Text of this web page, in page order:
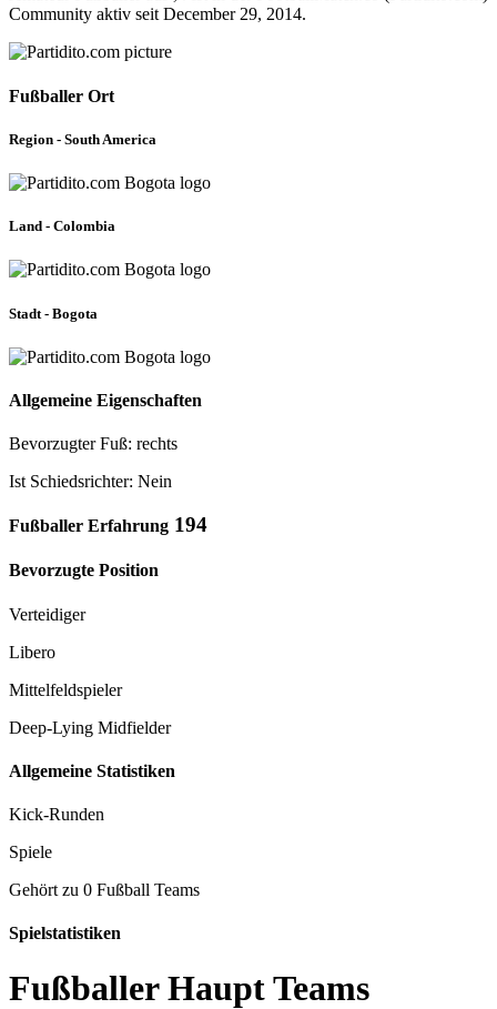
Community aktiv seit December 29, 2014.
Fußballer Ort
Region - South America
Land - Colombia
Stadt - Bogota
Allgemeine Eigenschaften
Bevorzugter Fuß: rechts
Ist Schiedsrichter: Nein
Fußballer Erfahrung 194
Bevorzugte Position
Verteidiger
Libero
Mittelfeldspieler
Deep-Lying Midfielder
Allgemeine Statistiken
Kick-Runden
Spiele
Gehört zu 0 Fußball Teams
Spielstatistiken
Fußballer Haupt Teams